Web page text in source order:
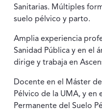
Sanitarias. Múltiples
suelo pélvico y parto.
Amplia experiencia
Sanidad Pública y en el
dirige y trabaja en
Docente en el Máster
Pélvico de la UMA, y en
Permanente del Suelo